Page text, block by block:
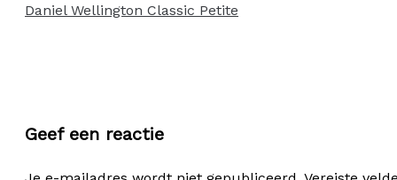
Daniel Wellington Classic Petite
Geef een reactie